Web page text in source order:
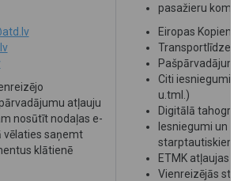
atļauju
nosūtīt nodaļas e-
vēlaties saņemt
klātienē
pasažieru
Eiropas
Citi
u.tml.)
Digitālā
Iesniegumi un
ETMK atļaujas
Vienreizējās